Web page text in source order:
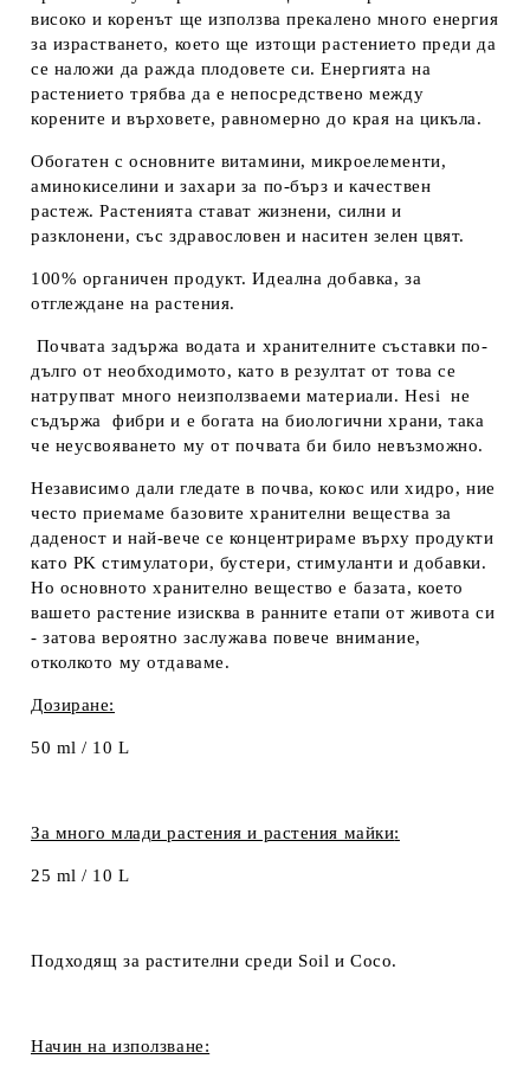
високо и коренът ще използва прекалено много енергия
за израстването, което ще изтощи растението преди да
се наложи да ражда плодовете си. Енергията на
растението трябва да е непосредствено между
корените и върховете, равномерно до края на цикъла.
Обогатен с основните витамини, микроелементи,
аминокиселини и захари за по-бърз и качествен
растеж. Растенията стават жизнени, силни и
разклонени, със здравословен и наситен зелен цвят.
100% органичен продукт. Идеална добавка, за
отглеждане на растения.
Почвата задържа водата и хранителните съставки по-
дълго от необходимото, като в резултат от това се
натрупват много неизползваеми материали. Hesi не
съдържа фибри и е богата на биологични храни, така
че неусвояването му от почвата би било невъзможно.
Независимо дали гледате в почва, кокос или хидро, ние
често приемаме базовите хранителни вещества за
даденост и най-вече се концентрираме върху продукти
като PK стимулатори, бустери, стимуланти и добавки.
Но основното хранително вещество е базата, което
вашето растение изисква в ранните етапи от живота си
- затова вероятно заслужава повече внимание,
отколкото му отдаваме.
Дозиране:
50 ml / 10 L
За много млади растения и растения майки:
25 ml / 10 L
Подходящ за растителни среди Soil и Coco.
Начин на използване: